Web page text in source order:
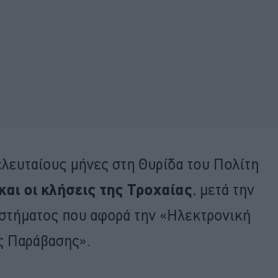
μήνες στη Θυρίδα του Πολίτη
οι κλήσεις της Τροχαίας, μετά την
που αφορά την «Ηλεκτρονική
Παράβασης».